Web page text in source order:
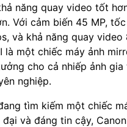
năng quay video tốt
Với cảm biến 45 MP,
và khả năng quay video
là một chiếc máy ảnh
cho cả nhiếp ảnh gia
nghiệp.
tìm kiếm một chiếc
đại và đáng tin cậy,